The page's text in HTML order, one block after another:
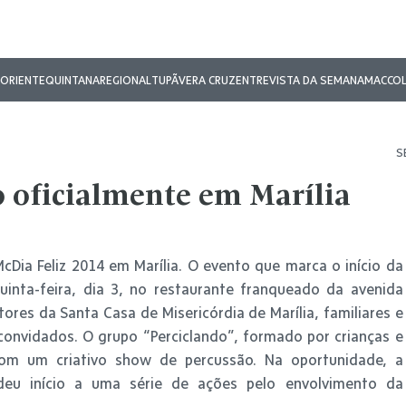
ORIENTEQUINTANAREGIONALTUPÃVERA CRUZENTREVISTA DA SEMANAMAC
oficialmente em Marília
Feliz 2014 em Marília. O evento que marca o início da
feira, dia 3, no restaurante franqueado da avenida
da Santa Casa de Misericórdia de Marília, familiares e
O grupo “Perciclando”, formado por crianças e
um criativo show de percussão. Na oportunidade, a
início a uma série de ações pelo envolvimento da